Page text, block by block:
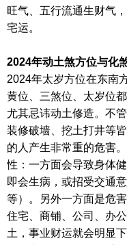
旺气、五行流通生财气
宅运。
2024年动土煞方位与化
2024年太岁方位在东南
黄位、三煞位、太岁位
尤其忌讳动土修造。不
装修破墙、挖土打井等
的人产生非常重的危害
性：一方面会导致身体
即会生病，或招受交通
等）。另外一方面是危
住宅、商铺、公司、办
土，事业财运就会明显下